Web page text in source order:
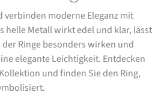
verbinden moderne Eleganz mit
helle Metall wirkt edel und klar, lässt
Ringe besonders wirken und
elegante Leichtigkeit. Entdecken
und finden Sie den Ring,